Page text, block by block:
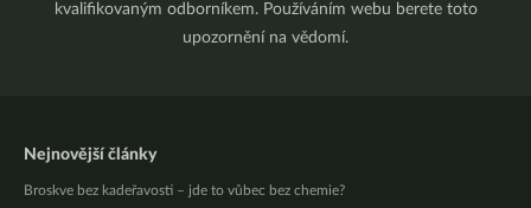
kvalifikovaným odborníkem. Používáním webu berete toto
upozornění na vědomí.
Nejnovější články
Broskve bez kadeřavosti – jde to vůbec bez chemie?